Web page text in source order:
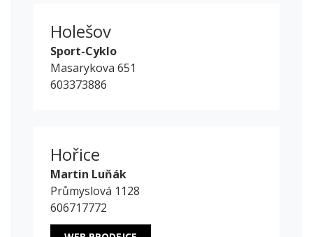
Holešov
Sport-Cyklo
Masarykova 651
603373886
Hořice
Martin Luňák
Průmyslová 1128
606717772